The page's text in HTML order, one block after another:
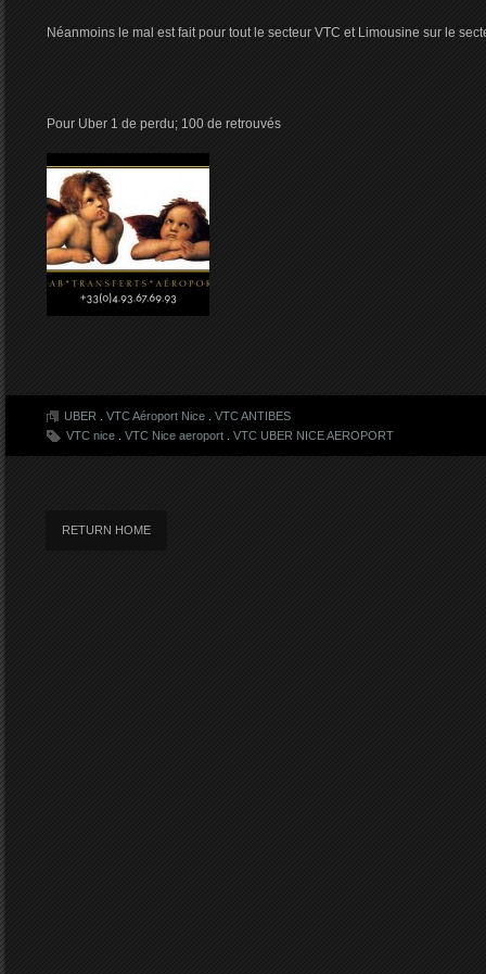
Néanmoins le mal est fait pour tout le secteur VTC et Limousine sur le
Pour Uber 1 de perdu; 100 de retrouvés
UBER VTC Aéroport Nice
VTC ANTIBES
VTC nice
VTC Nice aeroport VTC UBER NICE AEROPORT
RETURN HOME